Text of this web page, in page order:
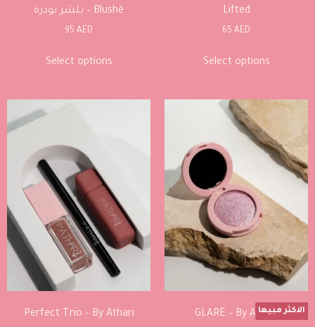
Lifted
65 AED
Select options
Blushè – بلشر بودرة
95 AED
Select options
الاكثر مبيعاGLARE – By Athari
Perfect Trio – By Athari